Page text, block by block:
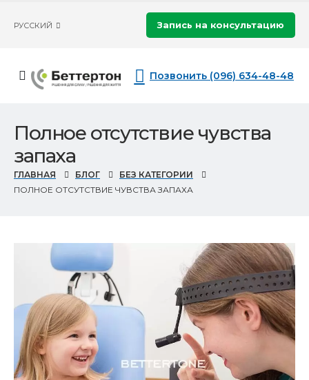
РУССКИЙ Запись на консультацию
Позвонить (096) 634-48-48
Полное отсутствие чувства
запаха
ГЛАВНАЯ БЛОГ
БЕЗ КАТЕГОРИИ
ПОЛНОЕ ОТСУТСТВИЕ ЧУВСТВА ЗАПАХА